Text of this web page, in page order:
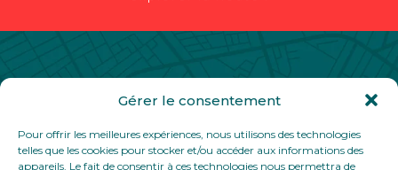
Gérer le consentement
Pour offrir les meilleures expériences, nous utilisons des technologies
telles que les cookies pour stocker et/ou accéder aux informations des
appareils. Le fait de consentir à ces technologies nous permettra de
Politique de confidentialité